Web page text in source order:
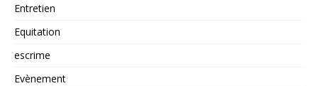
Entretien
Equitation
escrime
Evènement